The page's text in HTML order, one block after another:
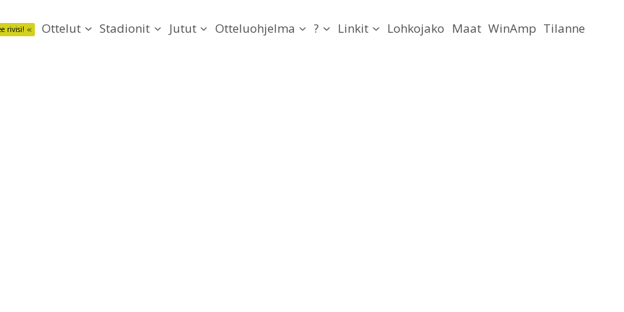
rivisi! Ottelut Stadionit Jutut Otteluohjelma ? Linkit Lohkojako Maat WinAmp Tilanne